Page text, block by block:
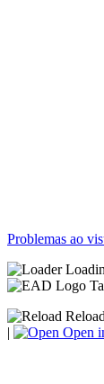
Problemas ao
|
Open